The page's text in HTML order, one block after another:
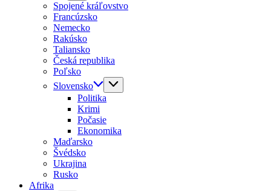
Spojené kráľovstvo
Francúzsko
Nemecko
Rakúsko
Taliansko
Česká republika
Poľsko
Slovensko
Politika
Krimi
Počasie
Ekonomika
Maďarsko
Švédsko
Ukrajina
Rusko
Afrika